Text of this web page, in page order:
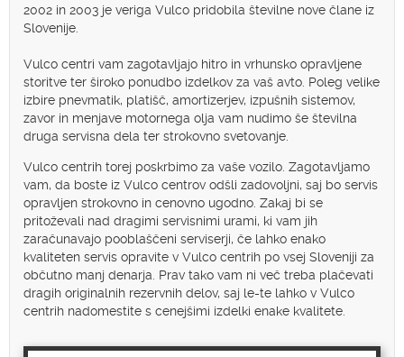
2002 in 2003 je veriga Vulco pridobila številne nove člane iz
Slovenije.
Vulco centri vam zagotavljajo hitro in vrhunsko opravljene
storitve ter široko ponudbo izdelkov za vaš avto. Poleg velike
izbire pnevmatik, platišč, amortizerjev, izpušnih sistemov,
zavor in menjave motornega olja vam nudimo še številna
druga servisna dela ter strokovno svetovanje.
Vulco centrih torej poskrbimo za vaše vozilo. Zagotavljamo
vam, da boste iz Vulco centrov odšli zadovoljni, saj bo servis
opravljen strokovno in cenovno ugodno. Zakaj bi se
pritoževali nad dragimi servisnimi urami, ki vam jih
zaračunavajo pooblaščeni serviserji, če lahko enako
kvaliteten servis opravite v Vulco centrih po vsej Sloveniji za
občutno manj denarja. Prav tako vam ni več treba plačevati
dragih originalnih rezervnih delov, saj le-te lahko v Vulco
centrih nadomestite s cenejšimi izdelki enake kvalitete.